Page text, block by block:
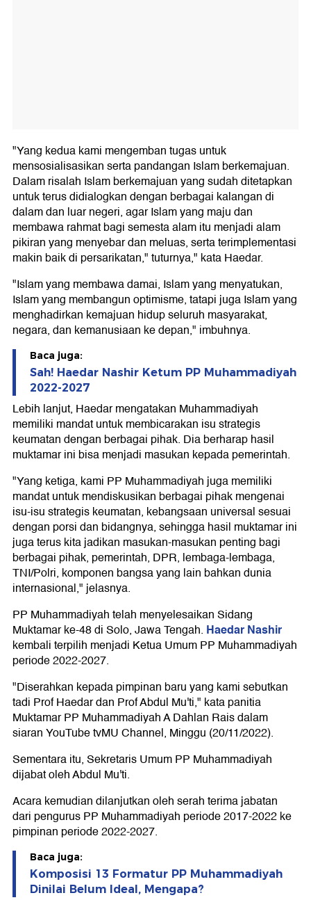
"Yang kedua kami mengemban tugas untuk
mensosialisasikan serta pandangan Islam berkemajuan.
Dalam risalah Islam berkemajuan yang sudah ditetapkan
untuk terus didialogkan dengan berbagai kalangan di
dalam dan luar negeri, agar Islam yang maju dan
membawa rahmat bagi semesta alam itu menjadi alam
pikiran yang menyebar dan meluas, serta terimplementasi
makin baik di persarikatan," tuturnya," kata Haedar.
"Islam yang membawa damai, Islam yang menyatukan,
Islam yang membangun optimisme, tatapi juga Islam yang
menghadirkan kemajuan hidup seluruh masyarakat,
negara, dan kemanusiaan ke depan," imbuhnya.
Baca juga:
Sah! Haedar Nashir Ketum PP Muhammadiyah
2022-2027
Lebih lanjut, Haedar mengatakan Muhammadiyah
memiliki mandat untuk membicarakan isu strategis
keumatan dengan berbagai pihak. Dia berharap hasil
muktamar ini bisa menjadi masukan kepada pemerintah.
"Yang ketiga, kami PP Muhammadiyah juga memiliki
mandat untuk mendiskusikan berbagai pihak mengenai
isu-isu strategis keumatan, kebangsaan universal sesuai
dengan porsi dan bidangnya, sehingga hasil muktamar ini
juga terus kita jadikan masukan-masukan penting bagi
berbagai pihak, pemerintah, DPR, lembaga-lembaga,
TNI/Polri, komponen bangsa yang lain bahkan dunia
internasional," jelasnya.
PP Muhammadiyah telah menyelesaikan Sidang
Muktamar ke-48 di Solo, Jawa Tengah. Haedar Nashir
kembali terpilih menjadi Ketua Umum PP Muhammadiyah
periode 2022-2027.
"Diserahkan kepada pimpinan baru yang kami sebutkan
tadi Prof Haedar dan Prof Abdul Mu'ti," kata panitia
Muktamar PP Muhammadiyah A Dahlan Rais dalam
siaran YouTube tvMU Channel, Minggu (20/11/2022).
Sementara itu, Sekretaris Umum PP Muhammadiyah
dijabat oleh Abdul Mu'ti.
Acara kemudian dilanjutkan oleh serah terima jabatan
dari pengurus PP Muhammadiyah periode 2017-2022 ke
pimpinan periode 2022-2027.
Baca juga:
Komposisi 13 Formatur PP Muhammadiyah
Dinilai Belum Ideal, Mengapa?